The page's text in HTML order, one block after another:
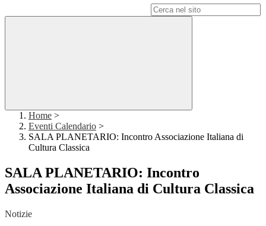
Home >
Eventi Calendario >
SALA PLANETARIO: Incontro Associazione Italiana di
Cultura Classica
SALA PLANETARIO: Incontro
Associazione Italiana di Cultura Classica
Notizie